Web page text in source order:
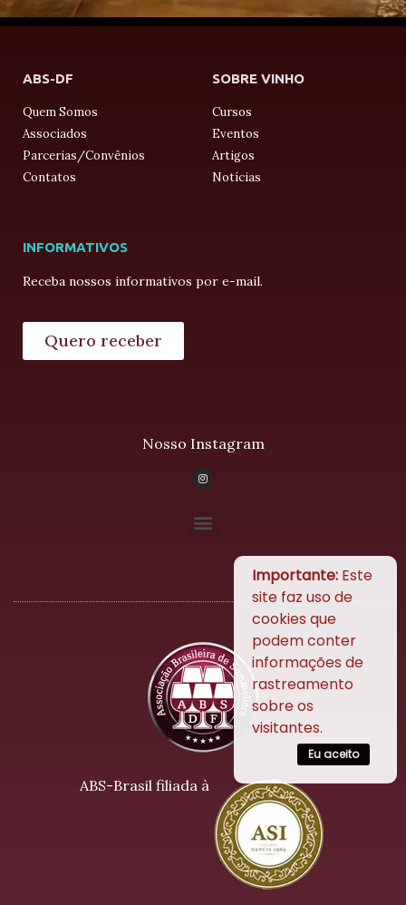
ABS-DF
Quem Somos
Associados
Parcerias/Convênios
Contatos
SOBRE VINHO
Cursos
Eventos
Artigos
Notícias
INFORMATIVOS
Receba nossos informativos por e-mail.
Quero receber
Nosso Instagram
ABS-Brasil filiada à
Importante: Este
site faz uso de
cookies que
podem conter
informações de
rastreamento
sobre os
visitantes.
Eu aceito